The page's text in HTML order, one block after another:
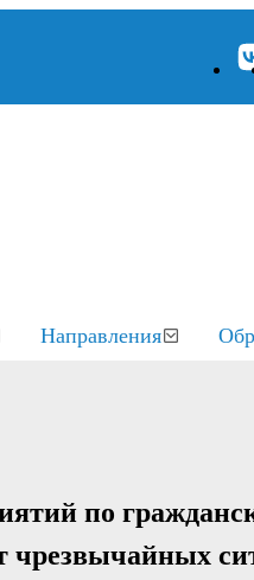
Направления
по
чрезвычайных